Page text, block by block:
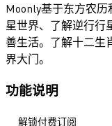
Moonly基于东方农
星世界、了解逆行行
善生活。了解十二生
界大门。
功能说明
解锁付费订阅